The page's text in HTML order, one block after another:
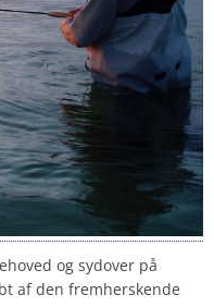
og sydover på
af den fremherskende